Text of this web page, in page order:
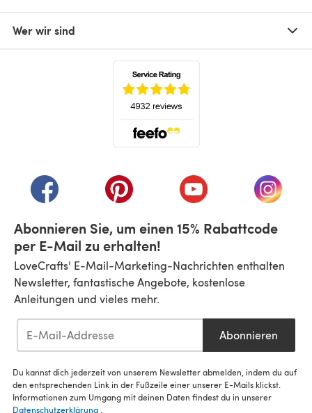
Wer wir sind
(öffnet sich in einem neuen Tab)
(öffnet sich in einem neuen Tab)
(öffnet sich in einem
(öffnet
Abonnieren Sie, um einen 15% Rabattcode
per E-Mail zu erhalten!
LoveCrafts' E-Mail-Marketing-Nachrichten enthalten
Newsletter, fantastische Angebote, kostenlose
Anleitungen und vieles mehr.
Abonnieren
Du kannst dich jederzeit von unserem Newsletter abmelden, indem du auf
den entsprechenden Link in der Fußzeile einer unserer E-Mails klickst.
Informationen zum Umgang mit deinen Daten findest du in unserer
Datenschutzerklärung